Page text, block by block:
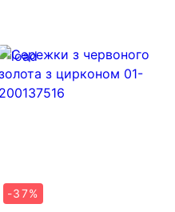
-37%